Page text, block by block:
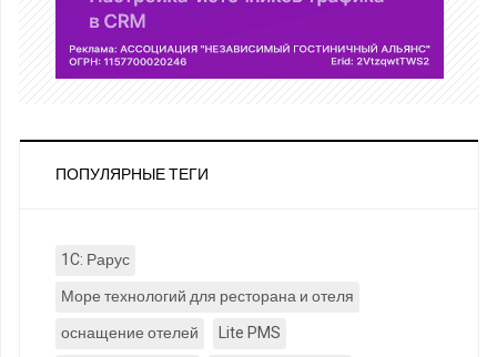
ПОПУЛЯРНЫЕ ТЕГИ
1C: Рарус
Море технологий для ресторана и отеля
оснащение отелей
Lite PMS